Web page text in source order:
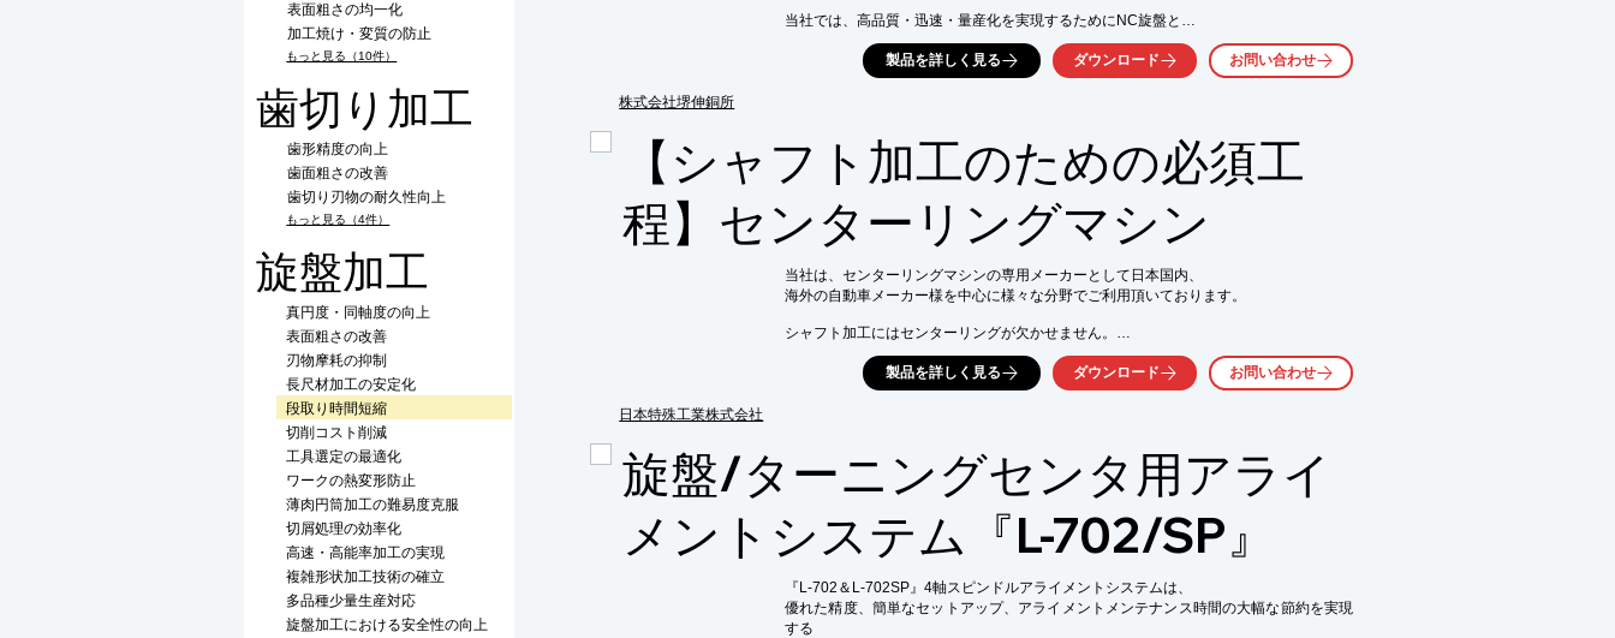
表面粗さの均一化
加工焼け・変質の防止
もっと見る（10件）
歯切り加工
歯形精度の向上
歯面粗さの改善
歯切り刃物の耐久性向上
もっと見る（4件）
旋盤加工
真円度・同軸度の向上
表面粗さの改善
刃物摩耗の抑制
長尺材加工の安定化
段取り時間短縮
切削コスト削減
工具選定の最適化
ワークの熱変形防止
薄肉円筒加工の難易度克服
切屑処理の効率化
高速・高能率加工の実現
複雑形状加工技術の確立
多品種少量生産対応
旋盤加工における安全性の向上
株式会社堺伸銅所
当社では、高品質・迅速・量産化を実現するためにNC旋盤と
産業ロボットを導入し、3種類の特殊工具を開発いたしました。
導入背景として、NC旋盤を使用したスピニング加工技術を開発することで
結果として、生産性が大幅に向上。
今後見込まれる需要増にも対応できるようになりました。
※詳しくはPDF資料をご覧いただくか、お気軽にお問い合わせ下さい。
製品を詳しく見る ダウンロード お問い合わせ
【シャフト加工のための必須工
程】センターリングマシン
日本特殊工業株式会社
当社は、センターリングマシンの専用メーカーとして日本国内、
海外の自動車メーカー様を中心に様々な分野でご利用頂いております。
シャフト加工にはセンターリングが欠かせません。
当社ではそんな、軸となる装置をご提供しております。
『NCR-600MM』は、自動ハネ出し装置・定寸前面操作仕様の
様々な産業機械部品に対応いたします。
■最小加工径：Φ16
■最大加工径：Φ130
■最長加工長：600L
※詳しくはPDFをダウンロードしていただくか、お気軽にお問い合わせください。
製品を詳しく見る ダウンロード お問い合わせ
旋盤/ターニングセンタ用アライ
メントシステム『L-702/SP』
『L-702＆L-702SP』4軸スピンドルアライメントシステムは、
優れた精度、簡単なセットアップ、アライメントメンテナンス時間の大幅な節約を実現
する